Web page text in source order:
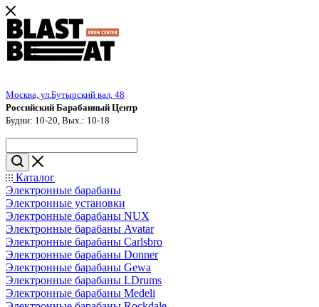
Москва, ул.Бутырский вал, 48
Российский Барабанный Центр
Будни: 10-20, Вых.: 10-18
Каталог
Электронные барабаны
Электронные установки
Электронные барабаны NUX
Электронные барабаны Avatar
Электронные барабаны Carlsbro
Электронные барабаны Donner
Электронные барабаны Gewa
Электронные барабаны LDrums
Электронные барабаны Medeli